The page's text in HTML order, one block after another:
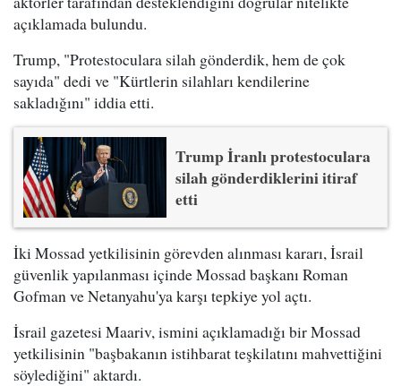
açıklamada bulundu.
Trump, "Protestoculara silah gönderdik, hem de çok
sayıda" dedi ve "Kürtlerin silahları kendilerine
sakladığını" iddia etti.
Trump İranlı protestoculara
silah gönderdiklerini itiraf
etti
İki Mossad yetkilisinin görevden alınması kararı, İsrail
güvenlik yapılanması içinde Mossad başkanı Roman
Gofman ve Netanyahu'ya karşı tepkiye yol açtı.
İsrail gazetesi Maariv, ismini açıklamadığı bir Mossad
yetkilisinin "başbakanın istihbarat teşkilatını mahvettiğini
söylediğini" aktardı.